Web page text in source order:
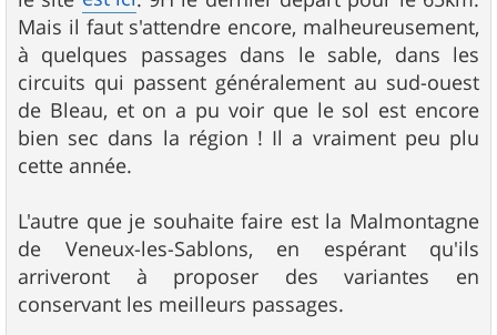
Mais il faut s'attendre encore, malheureusement,
à quelques passages dans le sable, dans les
circuits qui passent généralement au sud-ouest
de Bleau, et on a pu voir que le sol est encore
bien sec dans la région ! Il a vraiment peu plu
cette année.
L'autre que je souhaite faire est la Malmontagne
de Veneux-les-Sablons, en espérant qu'ils
arriveront à proposer des variantes en
conservant les meilleurs passages.